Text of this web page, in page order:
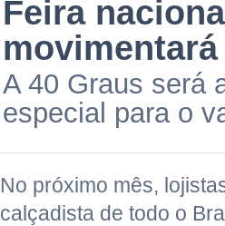
Feira
A 40 Graus será
especial para o
No próximo mês,
calçadista de todo o